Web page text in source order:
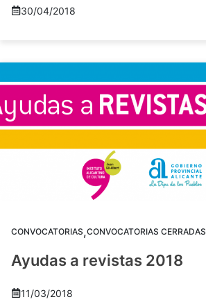
30/04/2018
CONVOCATORIAS,CONVOCATORIAS CERRADAS
Ayudas a revistas 2018
11/03/2018